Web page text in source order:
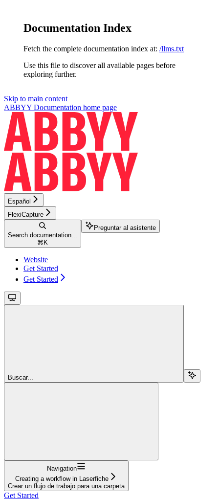
Documentation Index
Fetch the complete documentation index at: /llms.txt
Use this file to discover all available pages before
exploring further.
Skip to main content
ABBYY Documentation home page
Español
FlexiCapture
Search documentation...
⌘ K
Preguntar al asistente
Website
Get Started
Get Started
Buscar...
Navigation
Creating a workflow in Laserfiche
Crear un flujo de trabajo para una carpeta
Get Started